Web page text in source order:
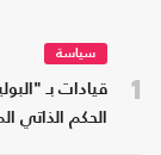
1
سياسة
قيادات بـ
الحكم الذاتي